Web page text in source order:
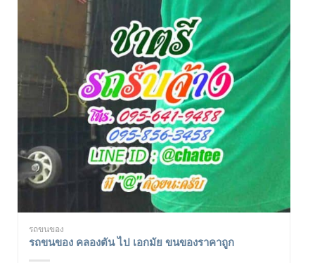
รถขนของ
รถขนของ คลองตัน ไป เอกมัย ขนของราคาถูก